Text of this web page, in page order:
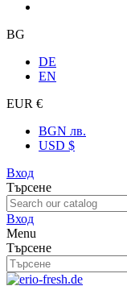
BG
DE
EN
EUR €
BGN лв.
USD $
Вход
Търсене
Вход
Menu
Търсене